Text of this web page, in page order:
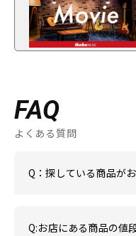
FAQ
よくある質問
Q：探している商品が
Q:お店にある商品の値